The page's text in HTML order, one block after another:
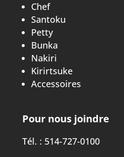
Chef
Santoku
Petty
Bunka
Nakiri
Kirirtsuke
Accessoires
Pour nous joindre
Tél. : 514-727-0100